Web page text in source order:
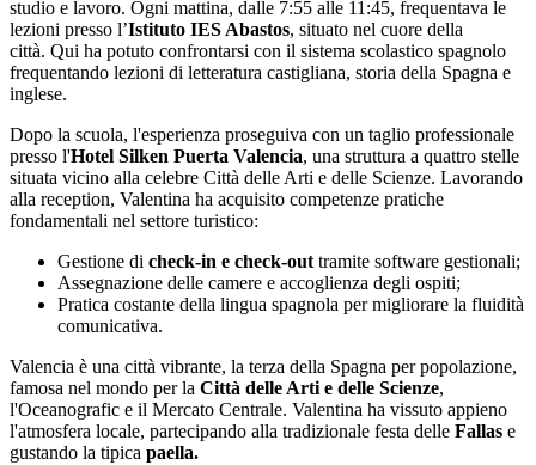
studio e lavoro. Ogni mattina, dalle 7:55 alle 11:45, frequentava le
lezioni presso l’Istituto IES Abastos, situato nel cuore della
città. Qui ha potuto confrontarsi con il sistema scolastico spagnolo
frequentando lezioni di letteratura castigliana, storia della Spagna e
inglese.
Dopo la scuola, l'esperienza proseguiva con un taglio professionale
presso l'Hotel Silken Puerta Valencia, una struttura a quattro stelle
situata vicino alla celebre Città delle Arti e delle Scienze. Lavorando
alla reception, Valentina ha acquisito competenze pratiche
fondamentali nel settore turistico:
Gestione di check-in e check-out tramite software gestionali;
Assegnazione delle camere e accoglienza degli ospiti;
Pratica costante della lingua spagnola per migliorare la fluidità
comunicativa.
Valencia è una città vibrante, la terza della Spagna per popolazione,
famosa nel mondo per la Città delle Arti e delle Scienze,
l'Oceanografic e il Mercato Centrale. Valentina ha vissuto appieno
l'atmosfera locale, partecipando alla tradizionale festa delle Fallas e
gustando la tipica paella.